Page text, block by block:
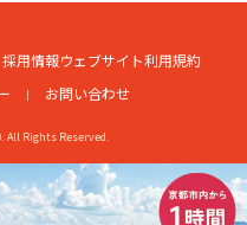
採用情報ウェブサイト利用規約
お問い合わせ
All Rights Reserved.